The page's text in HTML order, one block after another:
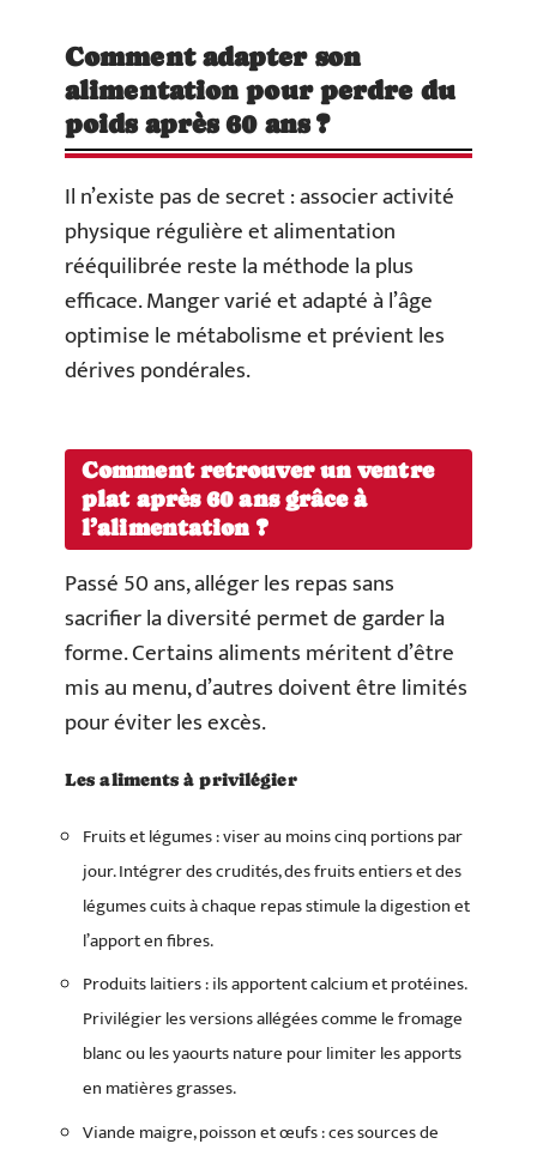
Comment adapter son
alimentation pour perdre du
poids après 60 ans ?
Il n’existe pas de secret : associer activité
physique régulière et alimentation
rééquilibrée reste la méthode la plus
efficace. Manger varié et adapté à l’âge
optimise le métabolisme et prévient les
dérives pondérales.
Comment retrouver un ventre
plat après 60 ans grâce à
l’alimentation ?
Passé 50 ans, alléger les repas sans
sacrifier la diversité permet de garder la
forme. Certains aliments méritent d’être
mis au menu, d’autres doivent être limités
pour éviter les excès.
Les aliments à privilégier
Fruits et légumes : viser au moins cinq portions par
jour. Intégrer des crudités, des fruits entiers et des
légumes cuits à chaque repas stimule la digestion et
l’apport en fibres.
Produits laitiers : ils apportent calcium et protéines.
Privilégier les versions allégées comme le fromage
blanc ou les yaourts nature pour limiter les apports
en matières grasses.
Viande maigre, poisson et œufs : ces sources de